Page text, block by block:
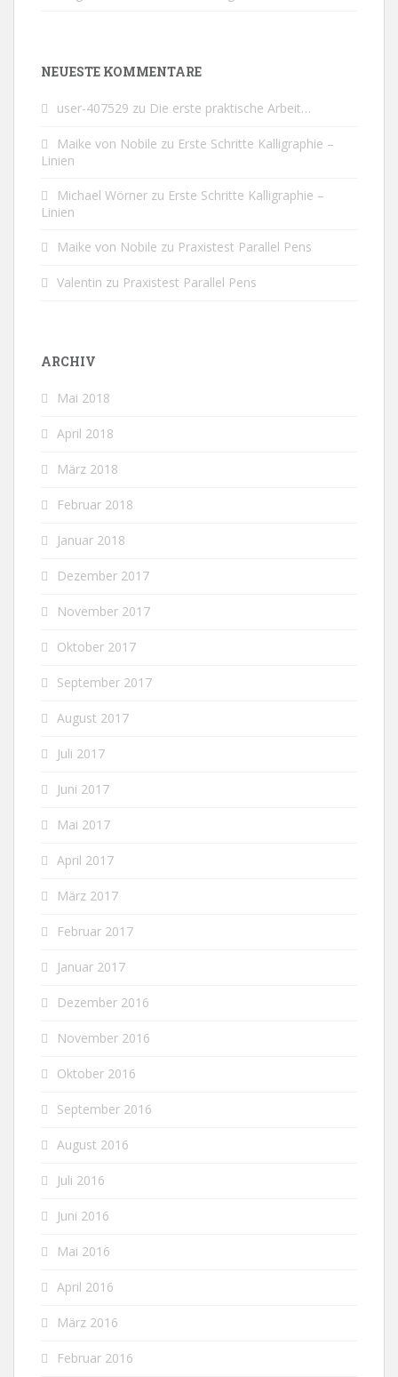
NEUESTE KOMMENTARE
user-407529 zu Die erste praktische Arbeit…
Maike von Nobile zu Erste Schritte Kalligraphie –
Linien
Michael Wörner zu Erste Schritte Kalligraphie –
Linien
Maike von Nobile zu Praxistest Parallel Pens
Valentin zu Praxistest Parallel Pens
ARCHIV
Mai 2018
April 2018
März 2018
Februar 2018
Januar 2018
Dezember 2017
November 2017
Oktober 2017
September 2017
August 2017
Juli 2017
Juni 2017
Mai 2017
April 2017
März 2017
Februar 2017
Januar 2017
Dezember 2016
November 2016
Oktober 2016
September 2016
August 2016
Juli 2016
Juni 2016
Mai 2016
April 2016
März 2016
Februar 2016